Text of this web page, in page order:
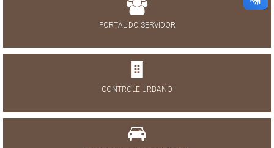
PORTAL DO SERVIDOR
CONTROLE URBANO